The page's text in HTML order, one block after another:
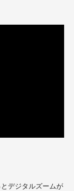
デジタルズームが